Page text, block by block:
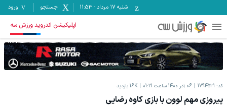
شنبه ۱۷ مرداد -
11:53 جستجو ورود
اپلیکیشن اندروید ورزش سه
کد: 1794531 06 آذر 1400 ساعت 01:21 16K بازدید
پیروزی مهم لوون با بازی کاوه رضایی